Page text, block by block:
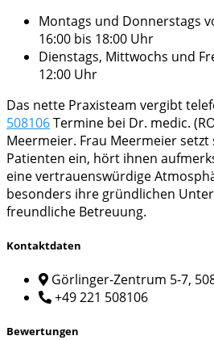
Montags und Donnerstags
16:00 bis 18:00 Uhr
Dienstags, Mittwochs und
12:00 Uhr
Das nette Praxisteam vergibt
508106Termine bei Dr. medic.
Meermeier. Frau Meermeier
Patienten ein, hört ihnen
eine vertrauenswürdige
besonders ihre gründlichen
freundliche Betreuung.
Kontaktdaten
Görlinger-Zentrum 5-7,
+49 221 508106
Bewertungen